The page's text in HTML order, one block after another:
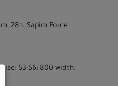
28h, Sapim Force
S3-S6: 800 width,